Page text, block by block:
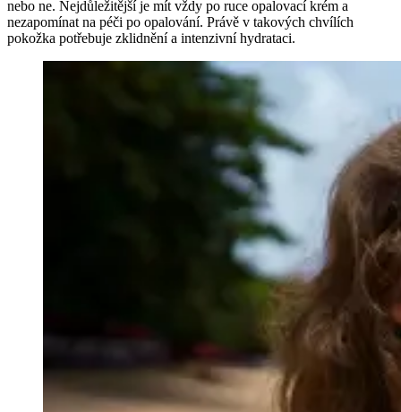
nebo ne. Nejdůležitější je mít vždy po ruce opalovací krém a
nezapomínat na péči po opalování. Právě v takových chvílích
pokožka potřebuje zklidnění a intenzivní hydrataci.